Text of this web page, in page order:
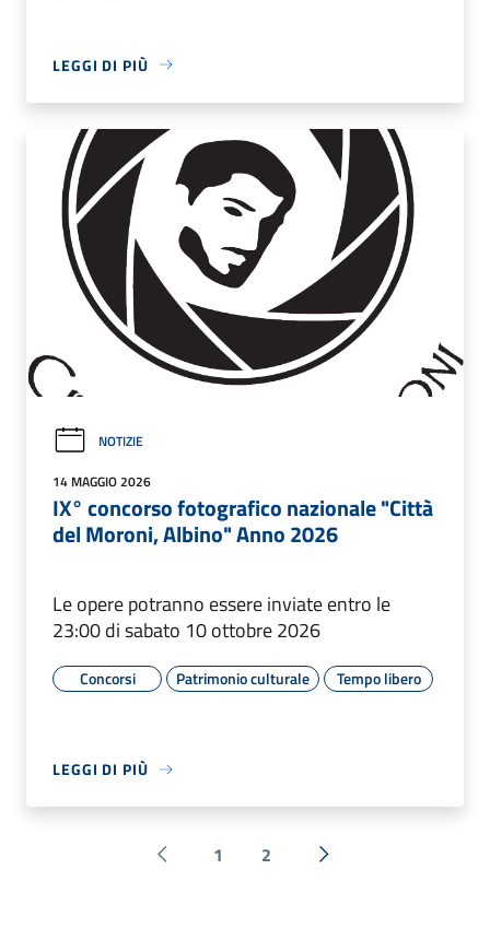
LEGGI DI PIÙ
NOTIZIE
14 MAGGIO 2026
IX° concorso fotografico nazionale "Città
del Moroni, Albino" Anno 2026
Le opere potranno essere inviate entro le
23:00 di sabato 10 ottobre 2026
Concorsi Patrimonio culturale Tempo libero
LEGGI DI PIÙ
Pagina precedente
1 2 Successiva »